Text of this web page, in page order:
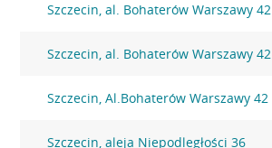
Szczecin, al. Bohaterów Warszawy 42
Szczecin, al. Bohaterów Warszawy 42
Szczecin, Al.Bohaterów Warszawy 42
Szczecin, aleja Niepodległości 36